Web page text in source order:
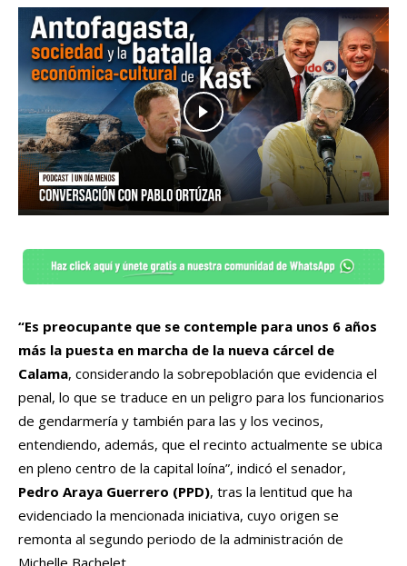
“Es preocupante que se contemple para unos 6 años
más la puesta en marcha de la nueva cárcel de
Calama, considerando la sobrepoblación que evidencia el
penal, lo que se traduce en un peligro para los funcionarios
de gendarmería y también para las y los vecinos,
entendiendo, además, que el recinto actualmente se ubica
en pleno centro de la capital loína”, indicó el senador,
Pedro Araya Guerrero (PPD), tras la lentitud que ha
evidenciado la mencionada iniciativa, cuyo origen se
remonta al segundo periodo de la administración de